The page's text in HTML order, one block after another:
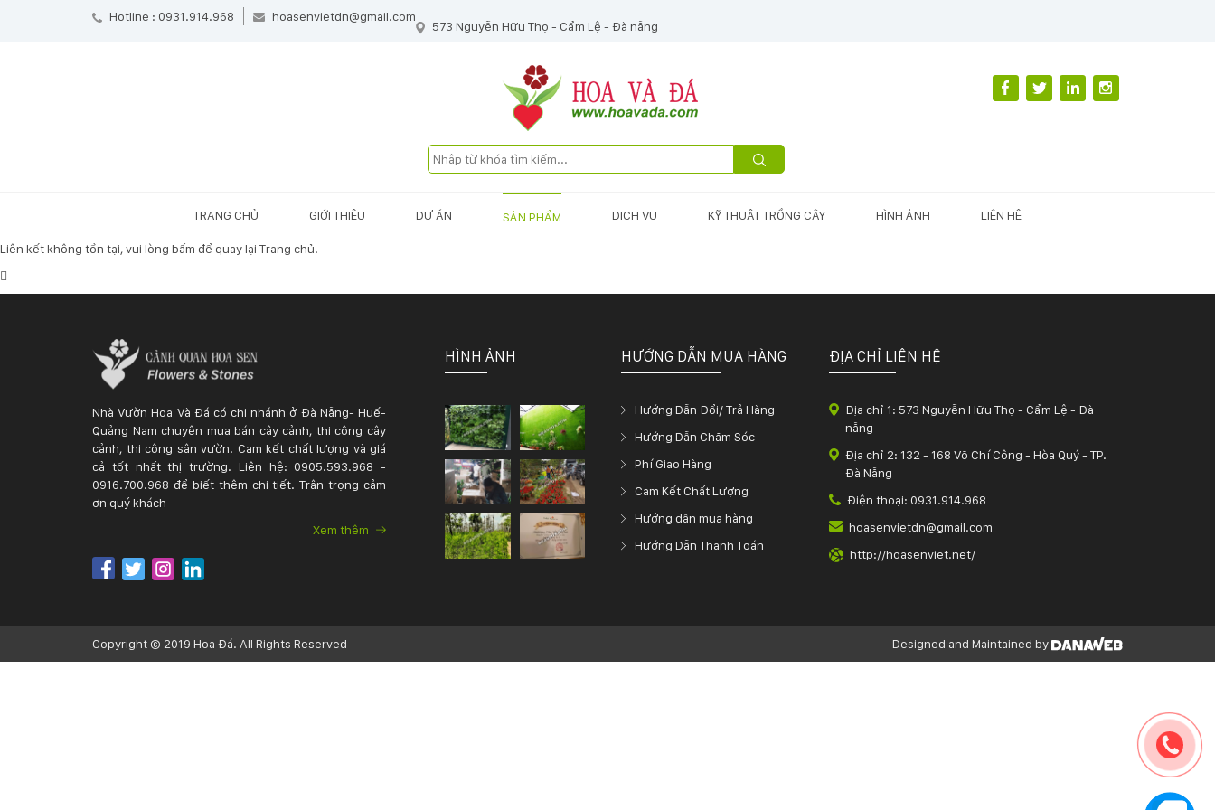
Hotline : 0931.914.968 hoasenvietdn@gmail.com
573 Nguyễn Hữu Thọ - Cẩm Lệ - Đà nẵng
TRANG CHỦ GIỚI THIỆU DỰ ÁN SẢN PHẨM DỊCH VỤ KỸ THUẬT TRỒNG CÂY HÌNH ẢNH LIÊN HỆ
Liên kết không tồn tại, vui lòng bấm để quay lại Trang chủ.
Nhà Vườn Hoa Và Đá có chi nhánh ở Đà Nẵng- Huế-
Quảng Nam chuyên mua bán cây cảnh, thi công cây
cảnh, thi công sân vườn. Cam kết chất lượng và giá
cả tốt nhất thị trường. Liên hệ: 0905.593.968 -
0916.700.968 để biết thêm chi tiết. Trân trọng cảm
ơn quý khách
Xem thêm
HÌNH ẢNH HƯỚNG DẪN MUA HÀNG
Hướng Dẫn Đổi/ Trả Hàng
Hướng Dẫn Chăm Sóc
Phí Giao Hàng
Cam Kết Chất Lượng
Hướng dẫn mua hàng
Hướng Dẫn Thanh Toán
ĐỊA CHỈ LIÊN HỆ
Địa chỉ 1: 573 Nguyễn Hữu Thọ - Cẩm Lệ - Đà
nẵng
Địa chỉ 2: 132 - 168 Võ Chí Công - Hòa Quý - TP.
Đà Nẵng
Điện thoại: 0931.914.968
hoasenvietdn@gmail.com
http://hoasenviet.net/
Copyright © 2019 Hoa Đá. All Rights Reserved Designed and Maintained by